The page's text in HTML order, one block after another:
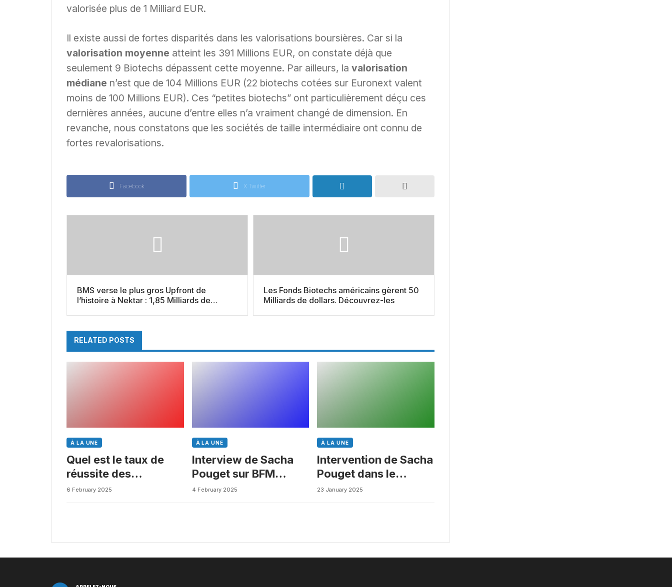
valorisée plus de 1 Milliard EUR.
Il existe aussi de fortes disparités dans les valorisations boursières. Car si la
valorisation moyenne atteint les 391 Millions EUR, on constate déjà que
seulement 9 Biotechs dépassent cette moyenne. Par ailleurs, la valorisation
médiane n’est que de 104 Millions EUR (22 biotechs cotées sur Euronext valent
moins de 100 Millions EUR). Ces “petites biotechs” ont particulièrement déçu ces
dernières années, aucune d’entre elles n’a vraiment changé de dimension. En
revanche, nous constatons que les sociétés de taille intermédiaire ont connu de
fortes revalorisations.
Facebook X Twitter
BMS verse le plus gros Upfront de
l’histoire à Nektar : 1,85 Milliards de
Les Fonds Biotechs américains gèrent 50
Milliards de dollars. Découvrez-les
RELATED POSTS
À LA UNE
Quel est le taux de
réussite des
médicaments ? Une
étude intéressante
6 February 2025
À LA UNE
Interview de Sacha
Pouget sur BFM
Business
4 February 2025
À LA UNE
Intervention de Sacha
Pouget dans le
Journal des Biotechs
de Boursorama
23 January 2025